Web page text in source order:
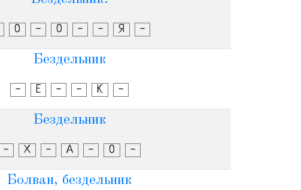
О - О - - Я -
Бездельник
- Е - - К -
Бездельник
- Х - А - О -
Болван, бездельник